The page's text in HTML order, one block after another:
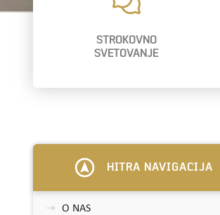
STROKOVNO
SVETOVANJE
HITRA NAVIGACIJA
O NAS